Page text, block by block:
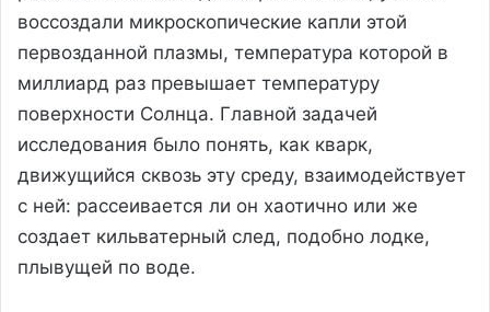
воссоздали микроскопические капли этой
первозданной плазмы, температура которой в
миллиард раз превышает температуру
поверхности Солнца. Главной задачей
исследования было понять, как кварк,
движущийся сквозь эту среду, взаимодействует
с ней: рассеивается ли он хаотично или же
создает кильватерный след, подобно лодке,
плывущей по воде.